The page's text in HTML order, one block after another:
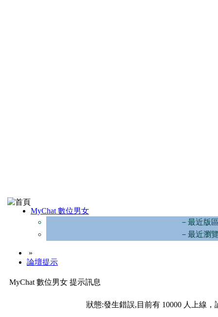
MyChat 數位男女
－最近版
－最近瀏
»
論壇提示
MyChat 數位男女 提示訊息
狀態:發生錯誤,目前有 10000 人上線